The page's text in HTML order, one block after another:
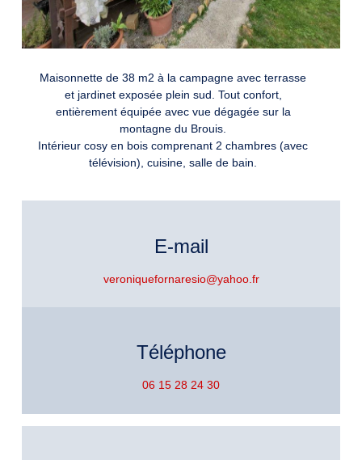
Maisonnette de 38 m2 à la campagne avec terrasse
et jardinet exposée plein sud. Tout confort,
entièrement équipée avec vue dégagée sur la
montagne du Brouis.
Intérieur cosy en bois comprenant 2 chambres (avec
télévision), cuisine, salle de bain.
E-mail
veroniquefornaresio@yahoo.fr
Téléphone
06 15 28 24 30